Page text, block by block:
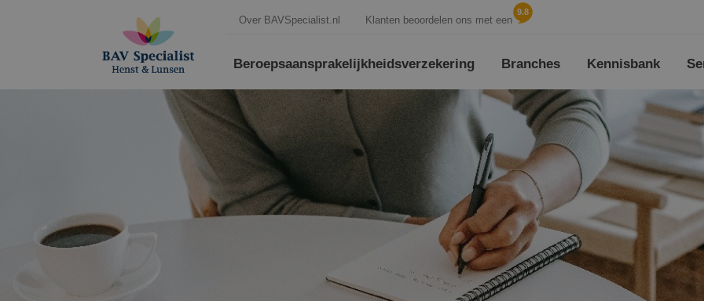
Over BAVSpecialist.nl Klanten beoordelen ons met een
9.8
Beroepsaansprakelijk­heids­verzekering Branches Kennisbank